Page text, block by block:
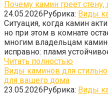
Почему камин греет стену,
24.05.2026Рубрика: Виды
Ситуация, когда камин
но при этом в комнате
многим владельцам
исправно: пламя
Читать полностью
Виды каминов для
для вашего дома
23.05.2026Рубрика: Виды